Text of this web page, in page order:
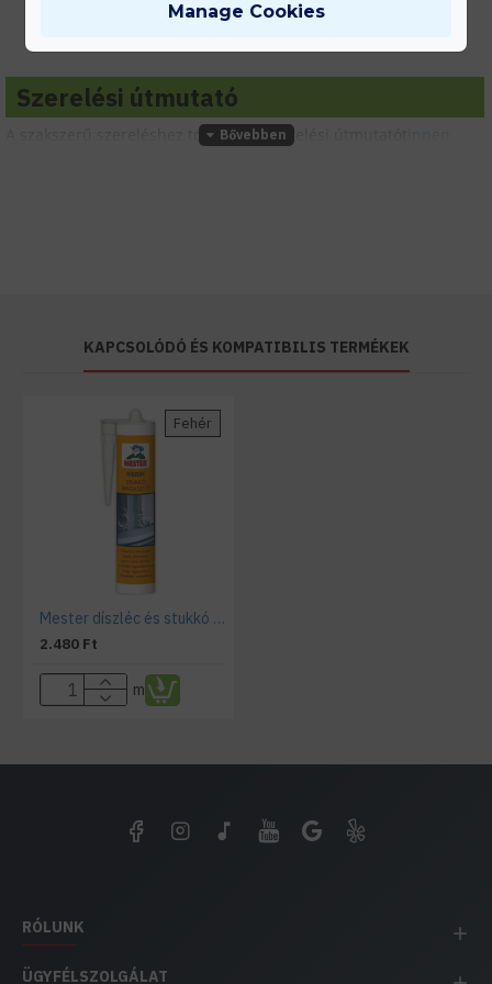
Írd meg nekünk elgondolásodat és munkatársunk segít az elképzeléseid
Szerelési útmutató
A szakszerű szereléshez töltsd le a szerelési útmutatót
KAPCSOLÓDÓ ÉS KOMPATIBILIS TERMÉKEK
Fehér
Mester díszléc és stukkó ragasztó
2.480 Ft
m
RÓLUNK
ÜGYFÉLSZOLGÁLAT
Manage Cookies